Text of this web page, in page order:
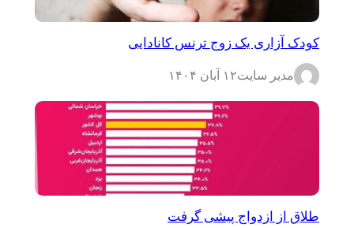
کودک آزاری یک زوج ترنس کانادایی
مدیر سایت۱۲ آبان ۱۴۰۴
طلاق از ازدواج پیشی گرفت